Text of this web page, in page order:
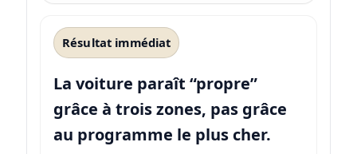
Résultat immédiat
La voiture paraît “propre”
grâce à trois zones, pas grâce
au programme le plus cher.